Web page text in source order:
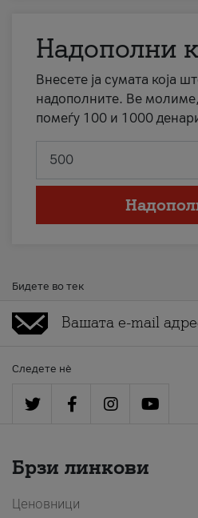
Надополни
Внесете ја сумата која
надополните. Ве молиме,
помеѓу 100 и 1000
Бидете во тек
Следете нè
Брзи линкови
Ценовници